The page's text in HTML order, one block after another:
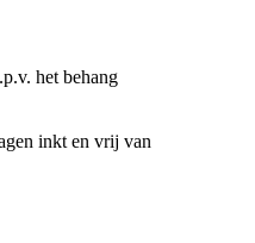
het behang
inkt en vrij van